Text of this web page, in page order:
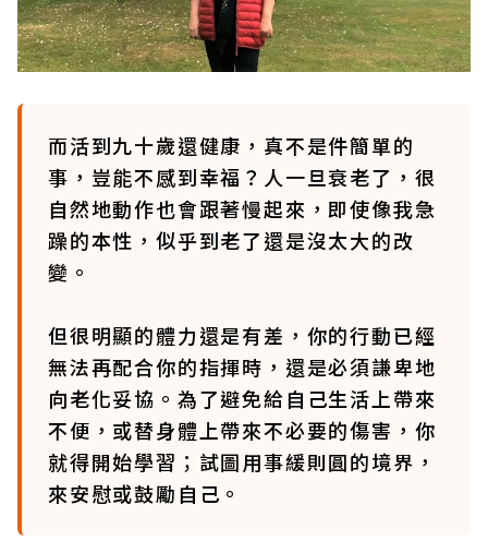
而活到九十歲還健康，真不是件簡單的
事，豈能不感到幸福？人一旦衰老了，很
自然地動作也會跟著慢起來，即使像我急
躁的本性，似乎到老了還是沒太大的改
變。
但很明顯的體力還是有差，你的行動已經
無法再配合你的指揮時，還是必須謙卑地
向老化妥協。為了避免給自己生活上帶來
不便，或替身體上帶來不必要的傷害，你
就得開始學習；試圖用事緩則圓的境界，
來安慰或鼓勵自己。